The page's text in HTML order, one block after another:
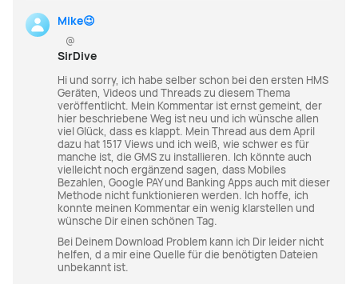
Mike😉
@
SirDive
Hi und sorry, ich habe selber schon bei den ersten HMS
Geräten, Videos und Threads zu diesem Thema
veröffentlicht. Mein Kommentar ist ernst gemeint, der
hier beschriebene Weg ist neu und ich wünsche allen
viel Glück, dass es klappt. Mein Thread aus dem April
dazu hat 1517 Views und ich weiß, wie schwer es für
manche ist, die GMS zu installieren. Ich könnte auch
vielleicht noch ergänzend sagen, dass Mobiles
Bezahlen, Google PAY und Banking Apps auch mit dieser
Methode nicht funktionieren werden. Ich hoffe, ich
konnte meinen Kommentar ein wenig klarstellen und
wünsche Dir einen schönen Tag.
Bei Deinem Download Problem kann ich Dir leider nicht
helfen, d a mir eine Quelle für die benötigten Dateien
unbekannt ist.